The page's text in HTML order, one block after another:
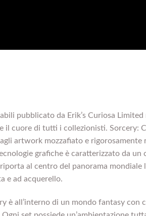
pubblicato da Erik’s Curiosa
il cuore di tutti i collezionisti. Sorcery:
artwork mozzafiato e rigorosamente
grafiche è caratterizzato da un
al centro del panorama mondiale
e ad acquerello.
è all’interno di un mondo fantasy con